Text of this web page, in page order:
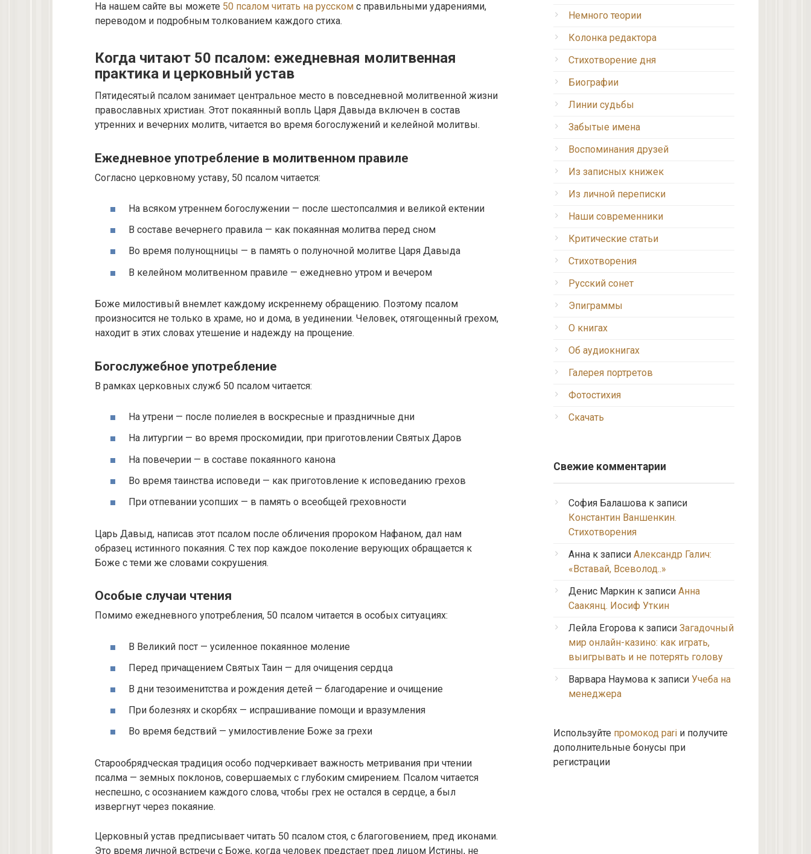
На нашем сайте вы можете 50 псалом читать на русском с правильными ударениями,
переводом и подробным толкованием каждого стиха.
Когда читают 50 псалом: ежедневная молитвенная
практика и церковный устав
Пятидесятый псалом занимает центральное место в повседневной молитвенной жизни
православных христиан. Этот покаянный вопль Царя Давыда включен в состав
утренних и вечерних молитв, читается во время богослужений и келейной молитвы.
Ежедневное употребление в молитвенном правиле
Согласно церковному уставу, 50 псалом читается:
На всяком утреннем богослужении — после шестопсалмия и великой ектении
В составе вечернего правила — как покаянная молитва перед сном
Во время полунощницы — в память о полуночной молитве Царя Давыда
В келейном молитвенном правиле — ежедневно утром и вечером
Боже милостивый внемлет каждому искреннему обращению. Поэтому псалом
произносится не только в храме, но и дома, в уединении. Человек, отягощенный грехом,
находит в этих словах утешение и надежду на прощение.
Богослужебное употребление
В рамках церковных служб 50 псалом читается:
На утрени — после полиелея в воскресные и праздничные дни
На литургии — во время проскомидии, при приготовлении Святых Даров
На повечерии — в составе покаянного канона
Во время таинства исповеди — как приготовление к исповеданию грехов
При отпевании усопших — в память о всеобщей греховности
Царь Давыд, написав этот псалом после обличения пророком Нафаном, дал нам
образец истинного покаяния. С тех пор каждое поколение верующих обращается к
Боже с теми же словами сокрушения.
Особые случаи чтения
Помимо ежедневного употребления, 50 псалом читается в особых ситуациях:
В Великий пост — усиленное покаянное моление
Перед причащением Святых Таин — для очищения сердца
В дни тезоименитства и рождения детей — благодарение и очищение
При болезнях и скорбях — испрашивание помощи и вразумления
Во время бедствий — умилостивление Боже за грехи
Старообрядческая традиция особо подчеркивает важность метривания при чтении
псалма — земных поклонов, совершаемых с глубоким смирением. Псалом читается
неспешно, с осознанием каждого слова, чтобы грех не остался в сердце, а был
извергнут через покаяние.
Церковный устав предписывает читать 50 псалом стоя, с благоговением, пред иконами.
Это время личной встречи с Боже, когда человек предстает пред лицом Истины, не
Немного теории
Колонка редактора
Стихотворение дня
Биографии
Линии судьбы
Забытые имена
Воспоминания друзей
Из записных книжек
Из личной переписки
Наши современники
Критические статьи
Стихотворения
Русский сонет
Эпиграммы
О книгах
Об аудиокнигах
Галерея портретов
Фотостихия
Скачать
Свежие комментарии
София Балашова к записи
Константин Ваншенкин.
Стихотворения
Анна к записи Александр Галич:
«Вставай, Всеволод..»
Денис Маркин к записи Анна
Саакянц. Иосиф Уткин
Лейла Егорова к записи Загадочный
мир онлайн-казино: как играть,
выигрывать и не потерять голову
Варвара Наумова к записи Учеба на
менеджера
Используйте промокод pari и получите
дополнительные бонусы при
регистрации